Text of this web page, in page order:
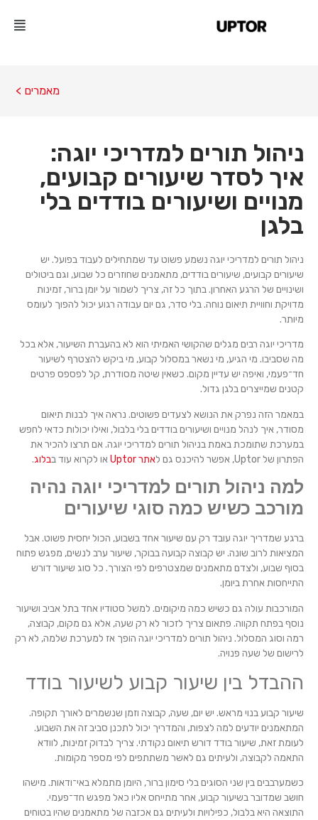
מאמרים >
ניהול תורים למדריכי יוגה:
איך לסדר שיעורים קבועים,
מנויים ושיעורים בודדים בלי
בלגן
ניהול תורים למדריכי יוגה נשמע פשוט עד שמתחילים לעבוד בפועל. יש
שיעורים קבועים, שיעורים בודדים, מתאמנים שחוזרים כל שבוע, וגם ביטולים
ושינויים של הרגע האחרון. בתוך כל זה, צריך לשמור על יומן ברור, זמינות
מדויקת וחוויית תיאום נוחה. בלי סדר, גם יום עבודה רגוע יכול להפוך לעומס
מיותר.
מדריכי יוגה רבים מגלים שהקושי האמיתי הוא לא בהעברת השיעור, אלא בכל
מה שסביבו. מי הגיע, מי נשאר במסלול קבוע, מי ביקש להצטרף לשיעור
חד־פעמי, ואיפה יש עדיין מקום. כשאין שיטה מסודרת, קל לפספס פרטים
קטנים שמייצרים בלגן גדול.
במאמר הזה נפרק את הנושא לצעדים פשוטים. נראה איך לבנות תיאום
מסודר, איך לנהל מנויים ושיעורים בודדים בלי בלבול, ואילו יכולות כדאי לחפש
במערכת שתומכת באמת בניהול תורים למדריכי יוגה. אם תרצו להכיר את
הפתרון של Uptor, אפשר להיכנס גם ל
אתר Uptor או לקרוא עוד בבלוג.
למה ניהול תורים למדריכי יוגה נהיה
מורכב כשיש כמה סוגי שיעורים
ברגע שמדריך יוגה עובד רק עם שיעור אחד בשבוע, הכול יחסית פשוט. אבל
המציאות לרוב שונה. יש קבוצה קבועה בבוקר, שיעור ערב לנשים, מפגש פתוח
בסוף שבוע, ולצדם מתאמנים שמצטרפים לפי הצורך. כל סוג שיעור דורש
התייחסות אחרת ביומן.
המורכבות עולה גם כשיש כמה מיקומים. למשל סטודיו אחד בתל אביב ושיעור
נוסף בפתח תקווה. פתאום צריך לזכור לא רק שעה, אלא גם מקום, קבוצה,
רמה וסוג המסלול. ניהול תורים למדריכי יוגה הופך אז למערכת שלמה, לא רק
לרישום של שעה פנויה.
ההבדל בין שיעור קבוע לשיעור בודד
שיעור קבוע בנוי מראש. יש יום, שעה, קבוצה וזמן שנשמרים לאורך תקופה.
המתאמנים יודעים למה לצפות, והמדריך יכול לתכנן סביב זה את השבוע.
לעומת זאת, שיעור בודד דורש תיאום נקודתי. צריך לבדוק זמינות, לוודא
התאמה לקבוצה, ולעיתים גם לאשר משתתפים לפי מספר מקומות.
כשמערבבים בין שני הסוגים בלי סימון ברור, היומן מתמלא באי־ודאות. מישהו
חושב שמדובר בשיעור קבוע, אחר מתייחס אליו כאל מפגש חד־פעמי.
התוצאה היא בלבול, כפילויות ולעיתים גם אכזבה של מתאמנים שהיו בטוחים